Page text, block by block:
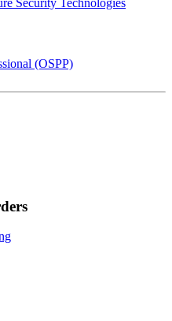
Security Technologies
(OSPP)